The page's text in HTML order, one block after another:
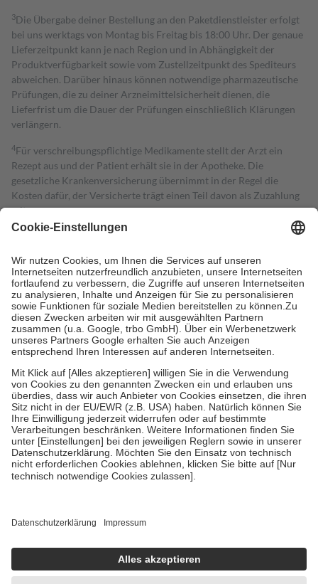
3Die Übergabe deiner Bestellung an den Paketdienstleister erfolgt
bei uns werktags von Montag bis Freitag bis 18:00 Uhr. Der genaue
Lieferzeitpunkt kann je nach Region und in Abhängigkeit der
Produktverfügbarkeit sowie vom Zustellzeitpunkt des Spediteurs
abweichen. Darüber hinaus können notwendige pharmazeutische
Prüfungen, die zu deiner Arzneimittelsicherheit dienen, die
Lieferfrist um die Dauer der Prüfungen einschließlich Klärungen
verlängern.
4Für verschreibungspflichtige Medikamente stellt der Arzt ein
Rezept aus und der Patient erhält sie in der Apotheke. Die
gesetzliche Krankenversicherung übernimmt in der Regel die
Kosten dafür, der Versicherte trägt einen Teil davon als Zuzahlung
mit.
Grundsätzlich leisten Mitglieder Zuzahlungen in Höhe von zehn
höchstens zehn Euro.
Es sind jedoch nie mehr als die tatsächlichen
Kosten der Leistung zu entrichten.
Diese Regeln gelten grundsätzlich auch für Online-Apotheken.
Bei Heilmitteln und häuslicher Krankenpflege beträgt die
Zuzahlung zehn Prozent der Kosten sowie zehn Euro je
Verordnung.
Um das Engagement der Versicherten für ihre eigene Gesundheit zu
stärken und die besondere Stellung der Familie zu unterstützen,
fallenkeine Zuzahlungenan bei:
• Kindern und Jugendlichen bis zum vollendeten 18. Lebensjahr
mit Ausnahme der Fahrkosten
• Untersuchungen zur Vorsorge und Früherkennung, die von der
GKV getragen werden
• empfohlenen Schutzimpfungen
• Harn- und Blutteststreifen
getroffen, um sicherzustellen, dass es sich um echte Bewertungen
https://help.etrusted.com/hc/de/articles/4419944605341
Einige Bilder und Inhalte wurden unter Zuhilfenahme künstlicher